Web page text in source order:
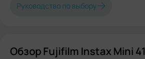
Руководство по выбору
Обзор Fujifilm Instax Mini 41